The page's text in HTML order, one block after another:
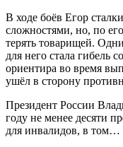
В ходе боёв Егор
сложностями, но, по
терять товарищей.
для него стала гибель
ориентира во время
ушёл в сторону
Президент России
году не менее десяти
для инвалидов, в том…